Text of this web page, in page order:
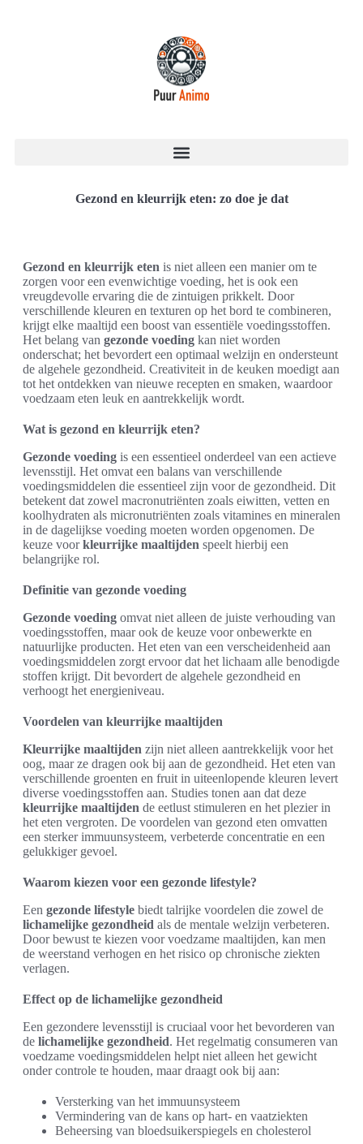
Gezond en kleurrijk eten: zo doe je dat
Gezond en kleurrijk eten is niet alleen een manier om te
zorgen voor een evenwichtige voeding, het is ook een
vreugdevolle ervaring die de zintuigen prikkelt. Door
verschillende kleuren en texturen op het bord te combineren,
krijgt elke maaltijd een boost van essentiële voedingsstoffen.
Het belang van gezonde voeding kan niet worden
onderschat; het bevordert een optimaal welzijn en ondersteunt
de algehele gezondheid. Creativiteit in de keuken moedigt aan
tot het ontdekken van nieuwe recepten en smaken, waardoor
voedzaam eten leuk en aantrekkelijk wordt.
Wat is gezond en kleurrijk eten?
Gezonde voeding is een essentieel onderdeel van een actieve
levensstijl. Het omvat een balans van verschillende
voedingsmiddelen die essentieel zijn voor de gezondheid. Dit
betekent dat zowel macronutriënten zoals eiwitten, vetten en
koolhydraten als micronutriënten zoals vitamines en mineralen
in de dagelijkse voeding moeten worden opgenomen. De
keuze voorkleurrijke maaltijden speelt hierbij een
belangrijke rol.
Definitie van gezonde voeding
Gezonde voeding omvat niet alleen de juiste verhouding van
voedingsstoffen, maar ook de keuze voor onbewerkte en
natuurlijke producten. Het eten van een verscheidenheid aan
voedingsmiddelen zorgt ervoor dat het lichaam alle benodigde
stoffen krijgt. Dit bevordert de algehele gezondheid en
verhoogt het energieniveau.
Voordelen van kleurrijke maaltijden
Kleurrijke maaltijden zijn niet alleen aantrekkelijk voor het
oog, maar ze dragen ook bij aan de gezondheid. Het eten van
verschillende groenten en fruit in uiteenlopende kleuren levert
diverse voedingsstoffen aan. Studies tonen aan dat deze
kleurrijke maaltijden de eetlust stimuleren en het plezier in
het eten vergroten. De voordelen van gezond eten omvatten
een sterker immuunsysteem, verbeterde concentratie en een
gelukkiger gevoel.
Waarom kiezen voor een gezonde lifestyle?
Een gezonde lifestyle biedt talrijke voordelen die zowel de
lichamelijke gezondheid als de mentale welzijn verbeteren.
Door bewust te kiezen voor voedzame maaltijden, kan men
de weerstand verhogen en het risico op chronische ziekten
verlagen.
Effect op de lichamelijke gezondheid
Een gezondere levensstijl is cruciaal voor het bevorderen van
de lichamelijke gezondheid. Het regelmatig consumeren van
voedzame voedingsmiddelen helpt niet alleen het gewicht
onder controle te houden, maar draagt ook bij aan:
Versterking van het immuunsysteem
Vermindering van de kans op hart- en vaatziekten
Beheersing van bloedsuikerspiegels en cholesterol